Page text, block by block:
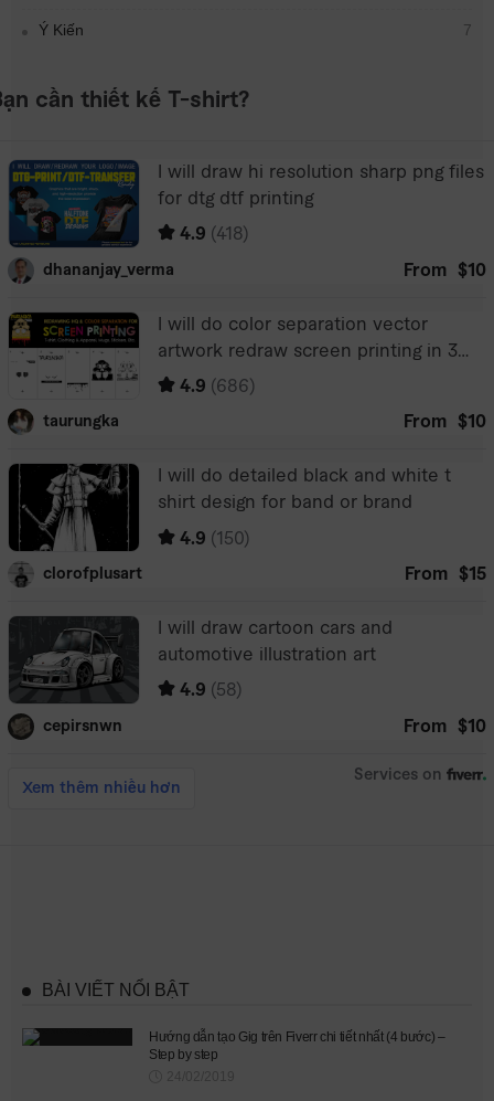
Ý Kiến 7
BÀI VIẾT NỔI BẬT
Hướng dẫn tạo Gig trên Fiverr chi tiết nhất (4 bước) –
Step by step
24/02/2019